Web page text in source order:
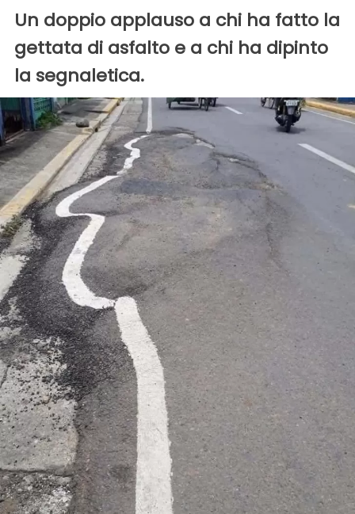
Un doppio applauso a chi ha fatto la
gettata di asfalto e a chi ha dipinto
la segnaletica.